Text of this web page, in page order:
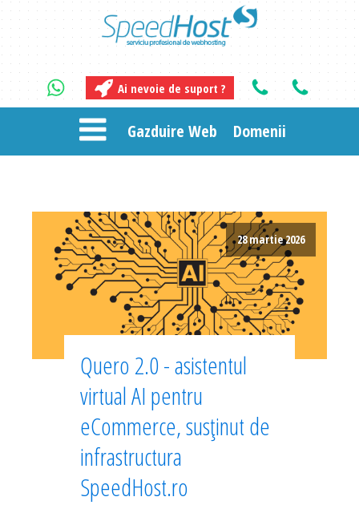
Ai nevoie de suport ?
Gazduire Web Domenii
28 martie 2026
Quero 2.0 - asistentul
virtual AI pentru
eCommerce, susținut de
infrastructura
SpeedHost.ro